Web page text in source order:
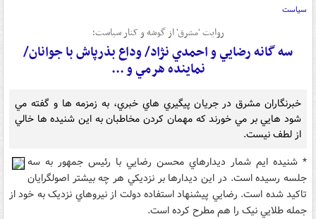
سیاست
روايت 'مشرق' از گوشه و کنار سياست؛
سه گانه رضايي و احمدي نژاد/ وداع بذرپاش با جوانان/
نماينده هرمي و ...
خبرنگاران مشرق در جريان پيگيري هاي خبري، به زمزمه ها و گفته مي
شود هايي بر مي خورند که مهمان کردن مخاطبان به اين شنيده ها خالي
از لطف نيست.
* شنيده ايم شمار ديدارهاي محسن رضايي با رئيس جمهور به سه
جلسه رسيده است. در اين ديدارها بر نزديکي هر چه بيشتر اصولگرايان
تاکيد شده است. رضايي پيشنهاد استفاده دولت از نيروهاي نزديک به خود از
جمله طلايي نيک را هم مطرح کرده است.